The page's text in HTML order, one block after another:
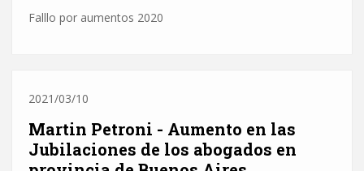
Falllo por aumentos 2020
2021/03/10
Martin Petroni - Aumento en las
Jubilaciones de los abogados en